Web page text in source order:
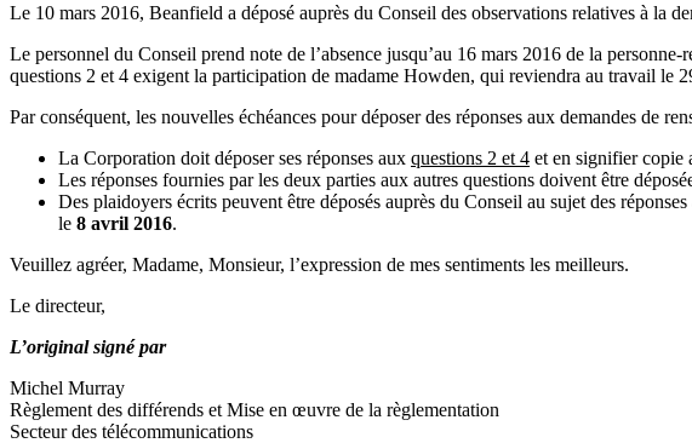
Le 10 mars 2016, Beanfield a déposé auprès du Conseil des observations relatives à la
Le personnel du Conseil prend note de l’absence jusqu’au 16 mars 2016 de la
questions 2 et 4 exigent la participation de madame Howden, qui reviendra au travail le
Par conséquent, les nouvelles échéances pour déposer des réponses aux demandes de
La Corporation doit déposer ses réponses aux questions 2 et 4 et en signifier copie
Les réponses fournies par les deux parties aux autres questions doivent être
Des plaidoyers écrits peuvent être déposés auprès du Conseil au sujet des
le 8 avril 2016.
Veuillez agréer, Madame, Monsieur, l’expression de mes sentiments les meilleurs.
Le directeur,
L’original signé par
Michel Murray
Règlement des différends et Mise en œuvre de la règlementation
Secteur des télécommunications